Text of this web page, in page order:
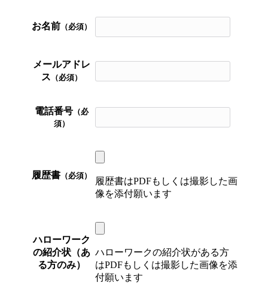
お名前 （必須）
メールアドレ
ス （必須）
電話番号 （必
須）
履歴書 （必須）
履歴書はPDFもしくは撮影した画
像を添付願います
ハローワーク
の紹介状（あ
る方のみ）
ハローワークの紹介状がある方
はPDFもしくは撮影した画像を添
付願います